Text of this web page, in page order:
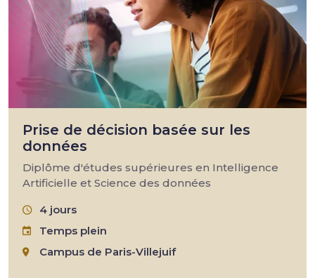
Prise de décision basée sur les
données
Diplôme d'études supérieures en Intelligence
Artificielle et Science des données
4 jours
Temps plein
Campus de Paris-Villejuif